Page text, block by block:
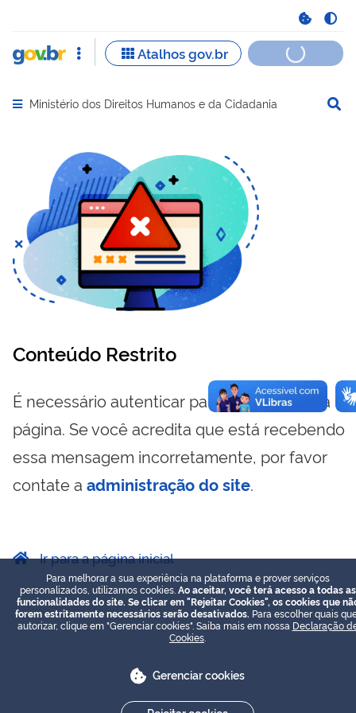
Abrir menu principal de navegação
Ministério dos Direitos Humanos e da Cidadania
Conteúdo Restrito
É necessário autenticar para visualizar essa
página. Se você acredita que está recebendo
essa mensagem incorretamente, por favor
contate a administração do site.
Ir para a página inicial
Para melhorar a sua experiência na plataforma e prover serviços
personalizados, utilizamos cookies. Ao aceitar, você terá acesso a todas as
funcionalidades do site. Se clicar em "Rejeitar Cookies", os cookies que
forem estritamente necessários serão desativados. Para escolher quais
autorizar, clique em "Gerenciar cookies". Saiba mais em nossa Declaração
Cookies
Gerenciar cookies